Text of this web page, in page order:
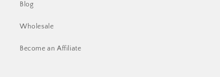
Blog
Wholesale
Become an Affiliate